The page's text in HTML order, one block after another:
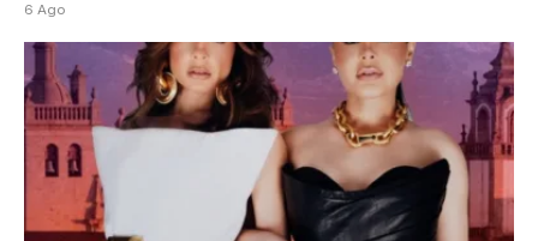
6 Ago